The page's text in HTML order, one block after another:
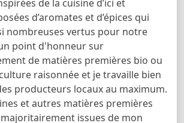
de la cuisine d’ici et
d’aromates et d’épices qui
nombreuses vertus pour notre
point d'honneur sur
de matières premières bio ou
raisonnée et je travaille bien
producteurs locaux au maximum.
et autres matières premières
issues de mon